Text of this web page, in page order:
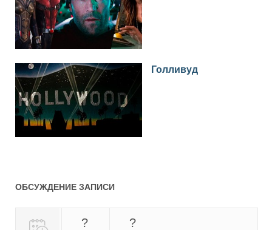
Голливуд
ОБСУЖДЕНИЕ ЗАПИСИ
? ?